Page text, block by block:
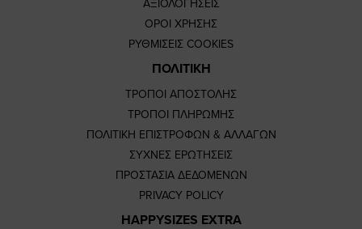
ΑΞΙΟΛΟΓΗΣΕΙΣ
ΟΡΟΙ ΧΡΗΣΗΣ
ΡΥΘΜΙΣΕΙΣ COOKIES
ΠΟΛΙΤΙΚΗ
ΤΡΟΠΟΙ ΑΠΟΣΤΟΛΗΣ
ΤΡΟΠΟΙ ΠΛΗΡΩΜΗΣ
ΠΟΛΙΤΙΚΗ ΕΠΙΣΤΡΟΦΩΝ & ΑΛΛΑΓΩΝ
ΣΥΧΝΕΣ ΕΡΩΤΗΣΕΙΣ
ΠΡΟΣΤΑΣΙΑ ΔΕΔΟΜΕΝΩΝ
PRIVACY POLICY
HAPPYSIZES EXTRA